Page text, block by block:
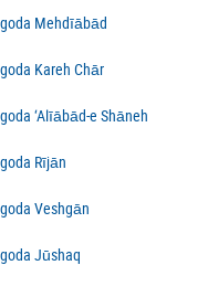
Mehdīābād
Kareh Chār
‘Alīābād-e Shāneh
Rījān
Veshgān
Jūshaq